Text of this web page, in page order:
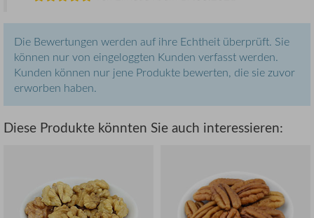
Die Bewertungen werden auf ihre Echtheit überprüft. Sie
können nur von eingeloggten Kunden verfasst werden.
Kunden können nur jene Produkte bewerten, die sie zuvor
erworben haben.
Diese Produkte könnten Sie auch interessieren: